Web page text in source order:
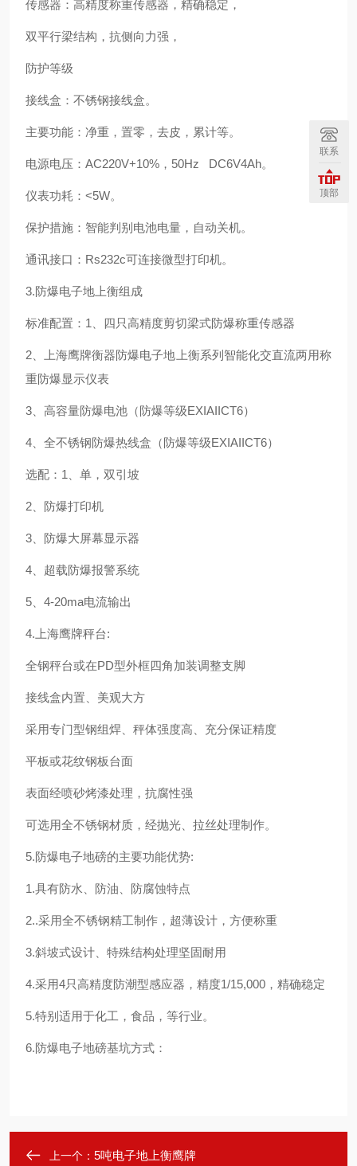
传感器：高精度称重传感器，精确稳定，
双平行梁结构，抗侧向力强，
防护等级
接线盒：不锈钢接线盒。
主要功能：净重，置零，去皮，累计等。
电源电压：AC220V+10%，50Hz DC6V4Ah。
仪表功耗：<5W。
保护措施：智能判别电池电量，自动关机。
通讯接口：Rs232c可连接微型打印机。
3.防爆电子地上衡组成
标准配置：1、四只高精度剪切梁式防爆称重传感器
2、上海鹰牌衡器防爆电子地上衡系列智能化交直流两用称
重防爆显示仪表
3、高容量防爆电池（防爆等级EXIAIICT6）
4、全不锈钢防爆热线盒（防爆等级EXIAIICT6）
选配：1、单，双引坡
2、防爆打印机
3、防爆大屏幕显示器
4、超载防爆报警系统
5、4-20ma电流输出
4.上海鹰牌秤台:
全钢秤台或在PD型外框四角加装调整支脚
接线盒内置、美观大方
采用专门型钢组焊、秤体强度高、充分保证精度
平板或花纹钢板台面
表面经喷砂烤漆处理，抗腐性强
可选用全不锈钢材质，经抛光、拉丝处理制作。
5.防爆电子地磅的主要功能优势:
1.具有防水、防油、防腐蚀特点
2..采用全不锈钢精工制作，超薄设计，方便称重
3.斜坡式设计、特殊结构处理坚固耐用
4.采用4只高精度防潮型感应器，精度1/15,000，精确稳定
5.特别适用于化工，食品，等行业。
6.防爆电子地磅基坑方式：
上一个： 5吨电子地上衡鹰牌
联系
顶部